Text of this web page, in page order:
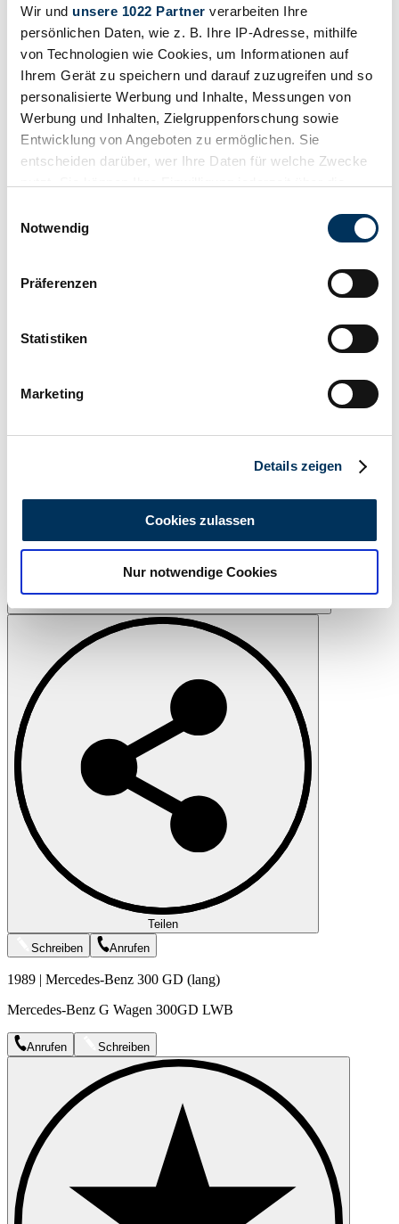
Wir und unsere 1022 Partner verarbeiten Ihre
persönlichen Daten, wie z. B. Ihre IP-Adresse, mithilfe
von Technologien wie Cookies, um Informationen auf
Ihrem Gerät zu speichern und darauf zuzugreifen und so
personalisierte Werbung und Inhalte, Messungen von
Werbung und Inhalten, Zielgruppenforschung sowie
Entwicklung von Angeboten zu ermöglichen. Sie
entscheiden darüber, wer Ihre Daten für welche Zwecke
Trigger Symbol ändern oder widerrufen
Informationen über Ihre geografische Lage
können
bestimmten Merkmalen (Fingerprinting) identifizieren
Erfahren Sie mehr darüber, wie Ihre persönlichen Daten
analysieren. Außerdem geben wir Informationen zu Ihrer
Verwendung unserer Website an unsere Partner für
soziale Medien, Werbung und Analysen weiter. Unsere
Partner führen diese Informationen möglicherweise mit
weiteren Daten zusammen, die Sie ihnen bereitgestellt
haben oder die sie im Rahmen Ihrer Nutzung der Dienste
gesammelt haben.
Datenschutzerklärung
Notwendig
Präferenzen
Statistiken
Marketing
Details zeigen
Cookies zulassen
Nur notwendige Cookies
Teilen
Schreiben
Anrufen
1989 | Mercedes-Benz 300 GD (lang)
Mercedes-Benz G Wagen 300GD LWB
Anrufen Schreiben